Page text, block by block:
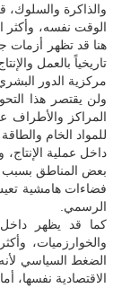
والذاكرة والسلوك،
الوقت نفسه، وأكثر
هنا قد تظهر أزمات
تاريخياً بالعمل
مركزية الدور
ولن يقتصر هذا
المراكز والأطراف
للمواد الخام
داخل عملية الإنتاج،
بعض المناطق بسبب
فضاءات هامشية
الرسمي.
كما قد يظهر داخل
والخوارزميات،
الضغط السياسي
الاقتصادية نفسها،